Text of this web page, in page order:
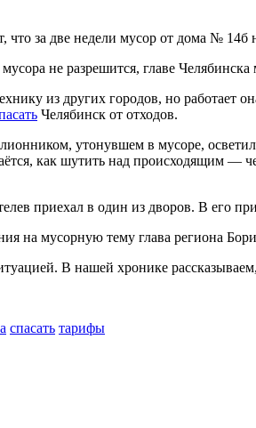
что за две недели мусор от дома №
не разрешится, главе
из других городов, но работает
Челябинск от отходов.
утонувшем в мусоре,
как шутить над происходящим —
приехал в один из дворов. В его
на мусорную тему глава региона
В нашей хронике
спасать тарифы